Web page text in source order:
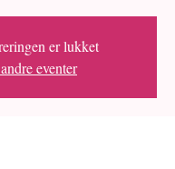
er lukket
eventer